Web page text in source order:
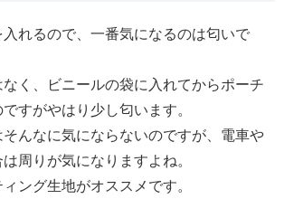
れるので、一番気になるのは匂いで
なく、ビニールの袋に入れてからポーチ
すがやはり少し匂います。
んなに気にならないのですが、電車や
周りが気になりますよね。
ング生地がオススメです。